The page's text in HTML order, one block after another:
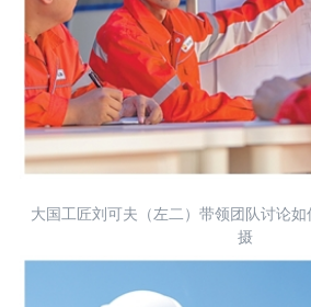
大国工匠刘可夫（左二）带领团队讨论
摄